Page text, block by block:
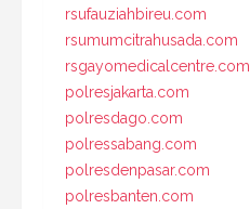
rsufauziahbireu.com
rsumumcitrahusada.com
rsgayomedicalcentre.com
polresjakarta.com
polresdago.com
polressabang.com
polresdenpasar.com
polresbanten.com